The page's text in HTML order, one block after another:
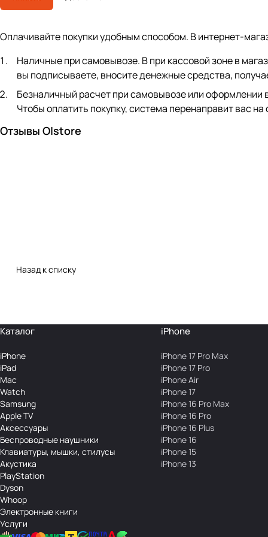
Оплачивайте покупки удобным способом. В интернет-
Наличные при самовывозе. В при кассовой зоне в
вы подписываете, вносите денежные средства,
Безналичный расчет при самовывозе или оформлении
Чтобы оплатить покупку, система перенаправит вас
Отзывы O|store
Назад к списку
Каталог
iPhone
iPad
Mac
Watch
Samsung
Apple TV
Аксесcуары
Беcпроводные наушники
Клавиатуры, мышки, стилусы
Акустика
PlayStation
Dyson
Whoop
Электронные книги
Услуги
iPhone
iPhone 17 Pro Max
iPhone 17 Pro
iPhone Air
iPhone 17
iPhone 16 Pro Max
iPhone 16 Pro
iPhone 16 Plus
iPhone 16
iPhone 15
iPhone 13